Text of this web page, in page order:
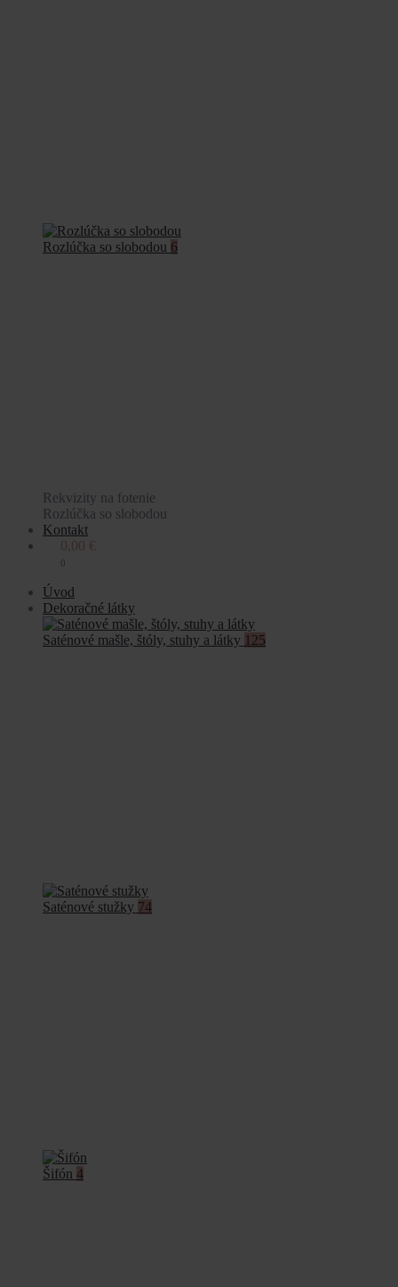
Rozlúčka so slobodou 6
Rekvizity na fotenie
Rozlúčka so slobodou
Kontakt
0,00 €
0
Úvod
Dekoračné látky
Saténové mašle, štóly, stuhy a látky 125
Saténové stužky 74
Šifón 4